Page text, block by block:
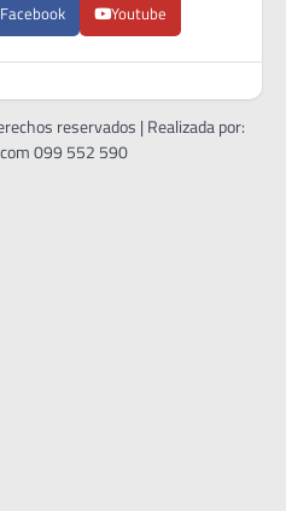
Facebook Youtube